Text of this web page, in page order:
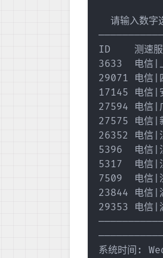
请输入数字
ID    测速
3633  电信
29071 电
17145 电
27594 电
27575 电
26352 电
5396  电信
5317  电信
7509  电信
23844 电
29353 电
系统时间: